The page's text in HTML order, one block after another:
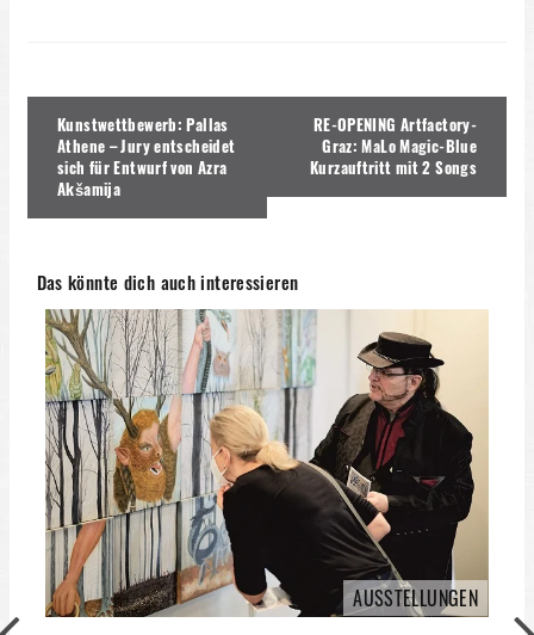
Beitragsnavigation
Kunstwettbewerb: Pallas
Athene – Jury entscheidet
sich für Entwurf von Azra
Akšamija
RE-OPENING Artfactory-
Graz: MaLo Magic-Blue
Kurzauftritt mit 2 Songs
Das könnte dich auch interessieren
AUSSTELLUNGEN